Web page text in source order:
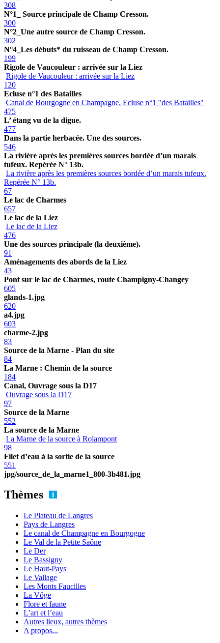
308
N°1_ Source principale de Champ Cresson.
300
N°2_Une autre source de Champ Cresson.
302
N°4_Les débuts* du ruisseau de Champ Cresson.
199
Rigole de Vaucouleur : arrivée sur la Liez
Rigole de Vaucouleur : arrivée sur la Liez
120
Ecluse n°1 des Batailles
Canal de Bourgogne en Champagne. Ecluse n°1 "des Batailles"
475
L’ étang vu de la digue.
477
Dans la partie herbacée. Une des sources.
546
La rivière après les premières sources bordée d’un marais
tufeux. Repérée N° 13b.
La rivière après les premières sources bordée d’un marais tufeux.
Repérée N° 13b.
67
Le lac de Charmes
657
Le lac de la Liez
Le lac de la Liez
476
Une des sources principale (la deuxième).
91
Aménagements des abords de la Liez
43
Pont sur le lac de Charmes, route Champigny-Changey
605
glands-1.jpg
620
a4.jpg
603
charme-2.jpg
83
Source de la Marne - Plan du site
84
La Marne : Chemin de la source
184
Canal, Ouvrage sous la D17
Ouvrage sous la D17
97
Source de la Marne
552
La source de la Marne
La Marne de la source à Rolampont
98
Filet d’eau à la sortie de la source
551
jpg/source_de_la_marne1_800-3b481.jpg
Thèmes
Le Plateau de Langres
Pays de Langres
Le canal de Champagne en Bourgogne
Le Val de la Petite Saône
Le Der
Le Bassigny
Le Haut-Pays
Le Vallage
Les Monts Faucilles
La Vôge
Flore et faune
L’art et l’eau
Autres lieux, autres thèmes
A propos...